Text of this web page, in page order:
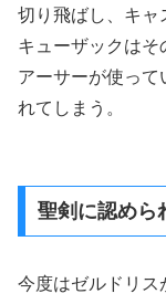
切り飛ばし、キャ
キューザックはそ
アーサーが使って
れてしまう。
聖剣に認めら
今度はゼルドリス